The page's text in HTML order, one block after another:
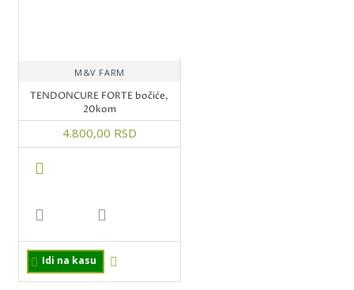
M&V FARM
TENDONCURE FORTE bočiće,
20kom
4.800,00 RSD
Idi na kasu